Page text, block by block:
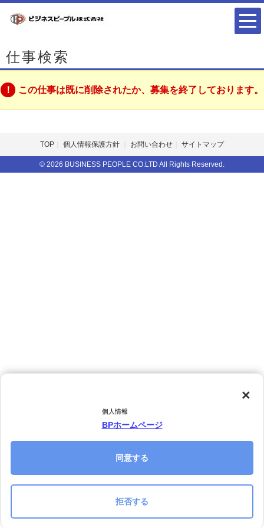
仕事検索
この仕事は既に削除されたか、募集を終了しております。
個人情報
BPホームページ
×
同意する
拒否する
TOP 個人情報保護方針 お問い合わせ サイトマップ
© 2026 BUSINESS PEOPLE CO.LTD All Rights Reserved.